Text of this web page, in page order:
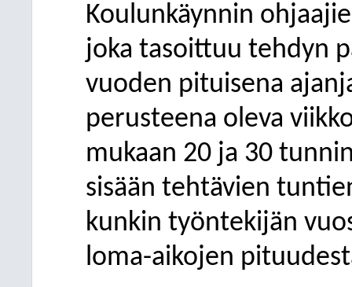
Koulunkäynnin
joka tasoittuu tehdyn
vuoden pituisena
perusteena oleva
mukaan 20 ja 30
sisään tehtävien
kunkin työntekijän
loma-aikojen